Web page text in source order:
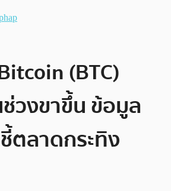
(BTC)
วงขาขึ้น ข้อมูล
ตลาดกระทิง